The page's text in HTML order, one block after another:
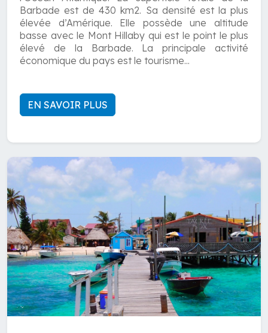
Barbade est de 430 km2. Sa densité est la plus
élevée d’Amérique. Elle possède une altitude
basse avec le Mont Hillaby qui est le point le plus
élevé de la Barbade. La principale activité
économique du pays est le tourisme...
EN SAVOIR PLUS